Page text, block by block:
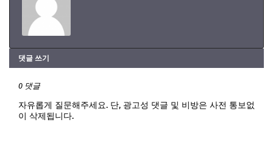
댓글 쓰기
0 댓글
자유롭게 질문해주세요. 단, 광고성 댓글 및 비방은 사전 통보없
이 삭제됩니다.